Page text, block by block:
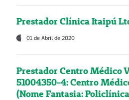
Prestador Clínica Itaipú
01 de Abril de 2020
Prestador Centro Médico
51004350-4: Centro
(Nome Fantasia: